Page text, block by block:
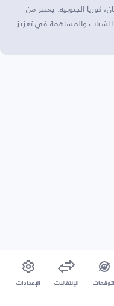
كوريا الجنوبية. يعتبر من
الشباب والمساهمة في تعزيز
التوقعات الإنتقالات الإعدادات